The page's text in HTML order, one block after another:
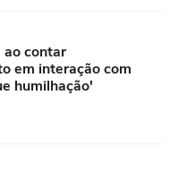
ao contar
em interação com
humilhação'